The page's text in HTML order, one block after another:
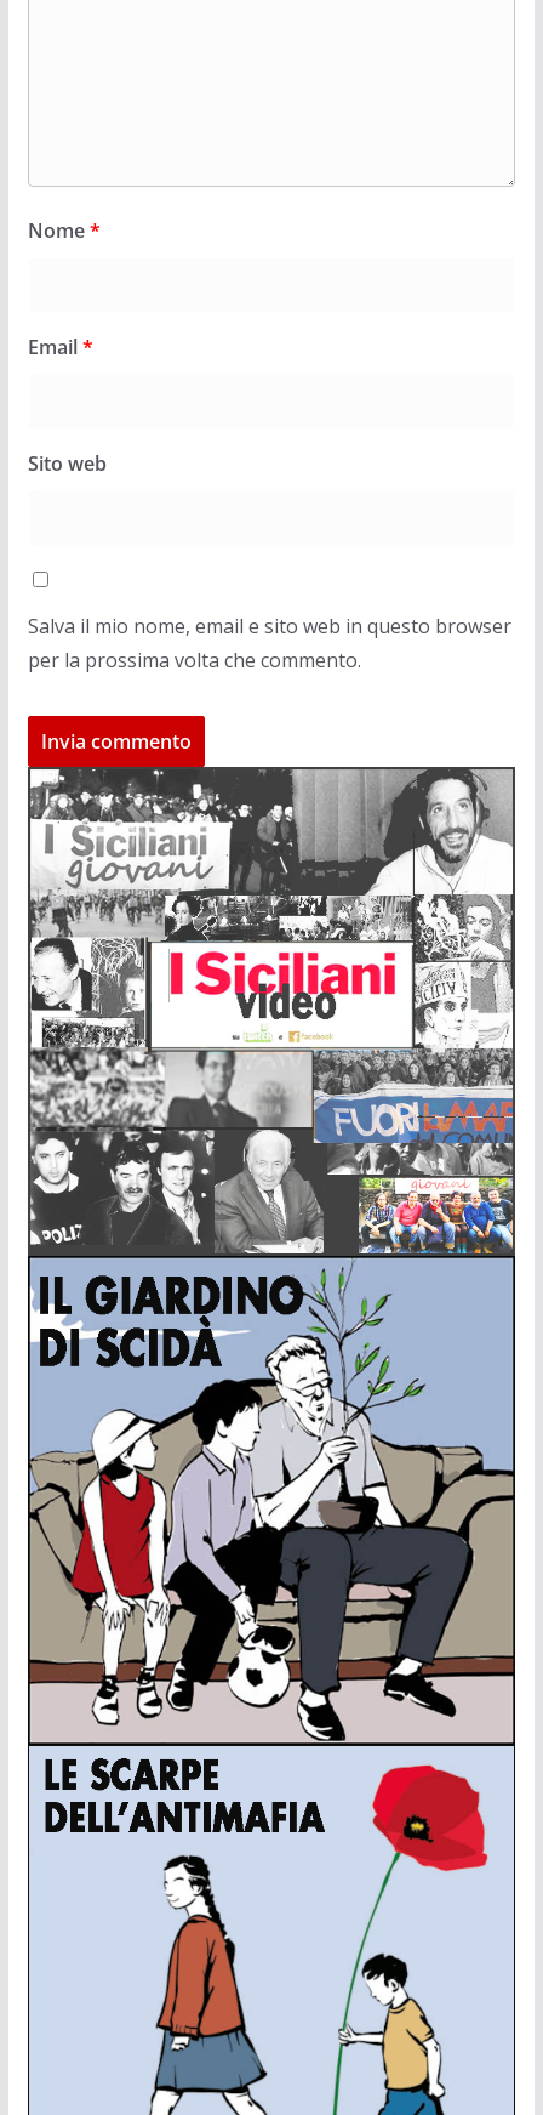
Nome*
Email*
Sito web
Salva il mio nome, email e sito web in questo browser
per la prossima volta che commento.